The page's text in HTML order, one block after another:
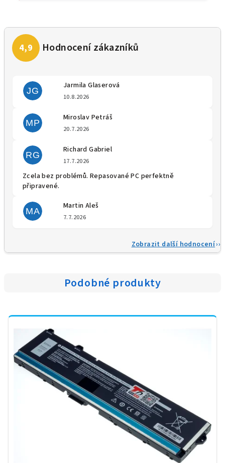
JG
Jarmila Glaserová
10.8.2026
MP
Miroslav Petráš
20.7.2026
RG
Richard Gabriel
17.7.2026
Zcela bez problémů. Repasované PC perfektně
připravené.
MA
Martin Aleš
7.7.2026
Zobrazit další hodnocení
Podobné produkty